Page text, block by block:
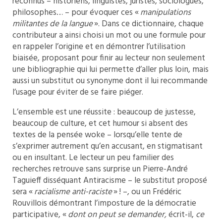
philosophes… – pour évoquer ces «manipulations
militantes de la langue». Dans ce dictionnaire, chaque
contributeur a ainsi choisi un mot ou une formule pour
en rappeler l’origine et en démontrer l’utilisation
biaisée, proposant pour finir au lecteur non seulement
une bibliographie qui lui permette d’aller plus loin, mais
aussi un substitut ou synonyme dont il lui recommande
l’usage pour éviter de se faire piéger.
L’ensemble est une réussite : beaucoup de justesse,
beaucoup de culture, et cet humour si absent des
textes de la pensée woke – lorsqu’elle tente de
s’exprimer autrement qu’en accusant, en stigmatisant
ou en insultant. Le lecteur un peu familier des
recherches retrouve sans surprise un Pierre-André
Taguieff disséquant Antiracisme – le substitut proposé
sera «racialisme anti-raciste» ! –, ou un Frédéric
Rouvillois démontrant l’imposture de la démocratie
participative, «dont on peut se demander,écrit-il, ce